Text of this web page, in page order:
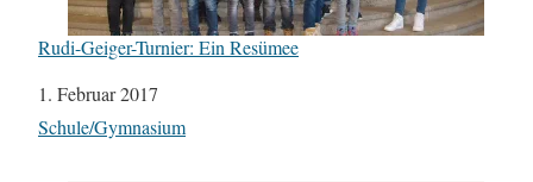
Rudi-Geiger-Turnier: Ein Resümee
Datum
1. Februar 2017
In Bezug auf
Schule/Gymnasium